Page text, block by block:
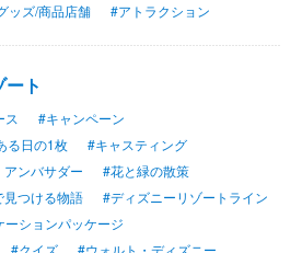
ッズ/商品店舗 #アトラクション
ト
ス
#キャンペーン
る日の1枚
#キャスティング
ンバサダー
#花と緑の散策
つける物語
#ディズニーリゾートライン
ーションパッケージ